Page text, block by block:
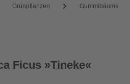
Grünpflanzen Gummibäume
Ficus »Tineke«